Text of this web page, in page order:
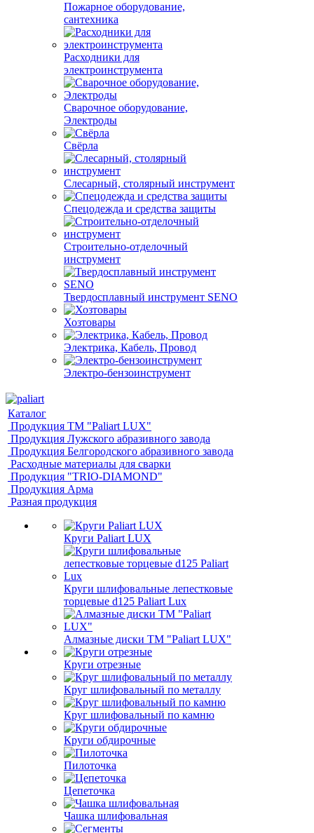
Пожарное оборудование,
сантехника
Расходники для
электроинструмента
Сварочное оборудование,
Электроды
Свёрла
Слесарный, столярный инструмент
Спецодежда и средства защиты
Строительно-отделочный
инструмент
Твердосплавный инструмент SENO
Хозтовары
Электрика, Кабель, Провод
Электро-бензоинструмент
Каталог
Продукция ТМ "Paliart LUX"
Продукция Лужского абразивного завода
Продукция Белгородского абразивного завода
Расходные материалы для сварки
Продукция "TRIO-DIAMOND"
Продукция Арма
Разная продукция
Круги Paliart LUX
Круги шлифовальные лепестковые
торцевые d125 Paliart Lux
Алмазные диски ТМ "Paliart LUX"
Круги отрезные
Круг шлифовальный по металлу
Круг шлифовальный по камню
Круги обдирочные
Пилоточка
Цепеточка
Чашка шлифовальная